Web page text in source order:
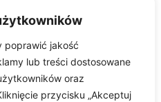
poprawić jakość
lub treści dostosowane
oraz
przycisku „Akceptuj